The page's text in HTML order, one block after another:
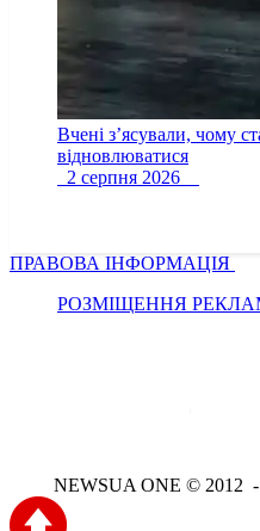
Вчені з’ясували, чому
відновлюватися
2 серпня 2026
ПРАВОВА ІНФОРМАЦІЯ
РОЗМІЩЕННЯ
NEWSUA ONE © 2012